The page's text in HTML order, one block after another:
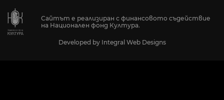
Сайтът е реализиран с финансовото съдействие
на Национален фонд Култура.
Developed by Integral Web Designs